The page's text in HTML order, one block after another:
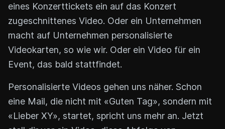
eines Konzerttickets ein auf das Konzert
zugeschnittenes Video. Oder ein Unternehmen
macht auf Unternehmen personalisierte
Videokarten, so wie wir. Oder ein Video für ein
Event, das bald stattfindet.
Personalisierte Videos gehen uns näher. Schon
eine Mail, die nicht mit «Guten Tag», sondern mit
«Lieber XY», startet, spricht uns mehr an. Jetzt